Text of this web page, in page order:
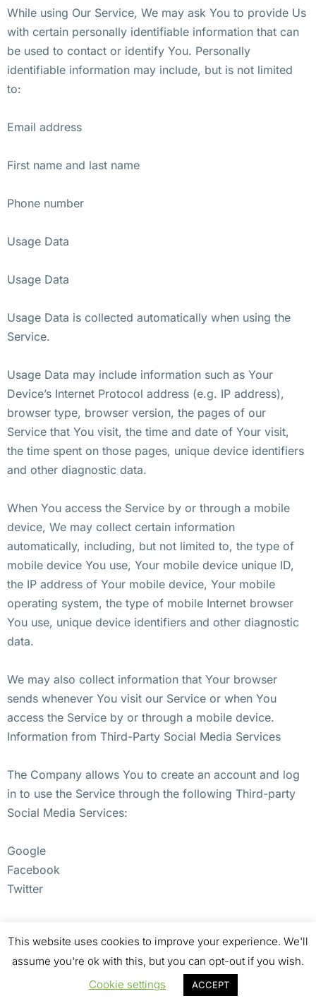
While using Our Service, We may ask You to provide Us
with certain personally identifiable information that can
be used to contact or identify You. Personally
identifiable information may include, but is not limited
to:
Email address
First name and last name
Phone number
Usage Data
Usage Data
Usage Data is collected automatically when using the
Service.
Usage Data may include information such as Your
Device’s Internet Protocol address (e.g. IP address),
browser type, browser version, the pages of our
Service that You visit, the time and date of Your visit,
the time spent on those pages, unique device identifiers
and other diagnostic data.
When You access the Service by or through a mobile
device, We may collect certain information
automatically, including, but not limited to, the type of
mobile device You use, Your mobile device unique ID,
the IP address of Your mobile device, Your mobile
operating system, the type of mobile Internet browser
You use, unique device identifiers and other diagnostic
data.
We may also collect information that Your browser
sends whenever You visit our Service or when You
access the Service by or through a mobile device.
Information from Third-Party Social Media Services
The Company allows You to create an account and log
in to use the Service through the following Third-party
Social Media Services:
Google
Facebook
Twitter
access to a Third-Party Social Media Service, We may
collect Personal data that is already associated with
Your Third-Party Social Media Service’s account, such
This website uses cookies to improve your experience. We'll
assume you're ok with this, but you can opt-out if you wish.
Cookie settings
ACCEPT